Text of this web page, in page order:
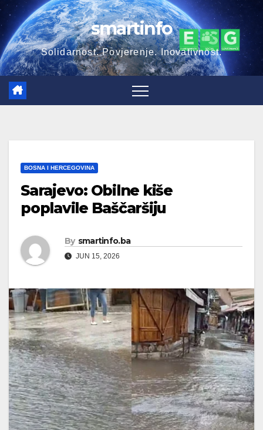
Skip
to
content
smartinfo
Solidarnost. Povjerenje. Inovativnost.
BOSNA I HERCEGOVINA
Sarajevo: Obilne kiše
poplavile Baščaršiju
By smartinfo.ba
JUN 15, 2026